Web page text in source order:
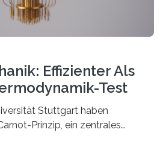
Effizienter Als
Test
Stuttgart haben
Prinzip, ein zentrales